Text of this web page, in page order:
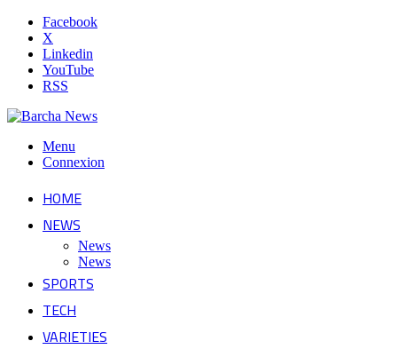
Facebook
X
Linkedin
YouTube
RSS
Menu
Connexion
HOME
NEWS
News
News
SPORTS
TECH
VARIETIES